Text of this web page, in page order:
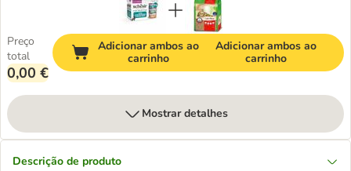
Preço
total
0,00 €
Adicionar ambos ao
carrinho
Adicionar ambos ao
carrinho
Mostrar detalhes
Descrição de produto